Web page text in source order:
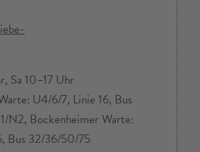
Sa 10–17 Uhr
U4/6/7, Linie 16, Bus
N2, Bockenheimer Warte:
Bus 32/36/50/75